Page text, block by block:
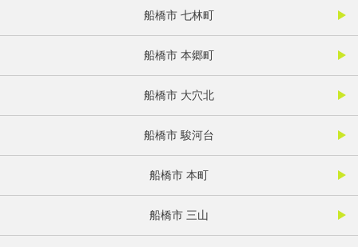
船橋市 七林町
船橋市 本郷町
船橋市 大穴北
船橋市 駿河台
船橋市 本町
船橋市 三山